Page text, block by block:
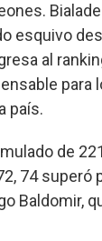
esquivo
al
para
país.
de
74 superó
Baldomir,